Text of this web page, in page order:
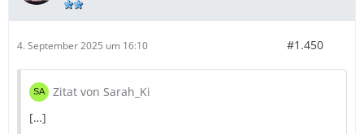
4. September 2025 um 16:10 #1.450
Zitat von Sarah_Ki
[…]